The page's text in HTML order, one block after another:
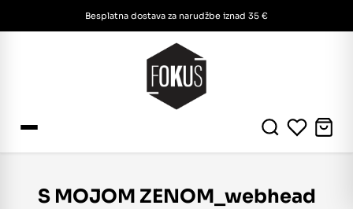
Besplatna dostava za narudžbe iznad 35 €
S MOJOM ZENOM_webhead